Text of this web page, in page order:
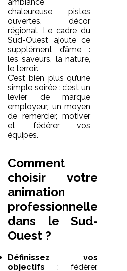
ambiance
chaleureuse, pistes
ouvertes, décor
régional. Le cadre du
Sud-Ouest ajoute ce
supplément d’âme :
les saveurs, la nature,
le terroir.
C’est bien plus qu’une
simple soirée : c’est un
levier de marque
employeur, un moyen
de remercier, motiver
et fédérer vos
équipes.
Comment
choisir votre
animation
professionnelle
dans le Sud-
Ouest ?
Définissez vos
objectifs : fédérer,